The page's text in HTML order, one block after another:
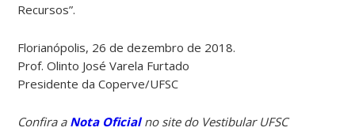
Recursos”.
Florianópolis, 26 de dezembro de 2018.
Prof. Olinto José Varela Furtado
Presidente da Coperve/UFSC
Confira a Nota Oficialno site do Vestibular UFSC